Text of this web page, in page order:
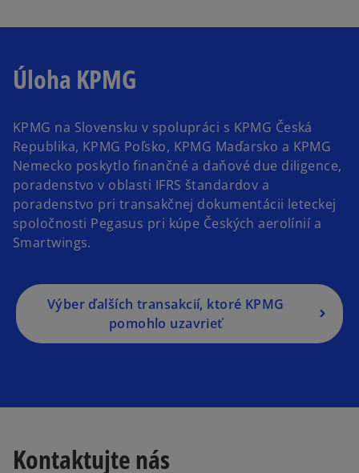
Úloha KPMG
KPMG na Slovensku v spolupráci s KPMG Česká
Republika, KPMG Poľsko, KPMG Maďarsko a KPMG
Nemecko poskytlo finančné a daňové due diligence,
poradenstvo v oblasti IFRS štandardov a
poradenstvo pri transakčnej dokumentácii leteckej
spoločnosti Pegasus pri kúpe Českých aerolínií a
Smartwings.
Výber ďalších transakcií, ktoré KPMG
pomohlo uzavrieť
Kontaktujte nás